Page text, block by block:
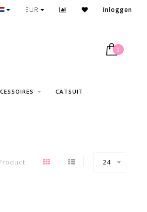
VERZENDING VANAF € 75
EUR Inloggen
0
CATSUIT
24